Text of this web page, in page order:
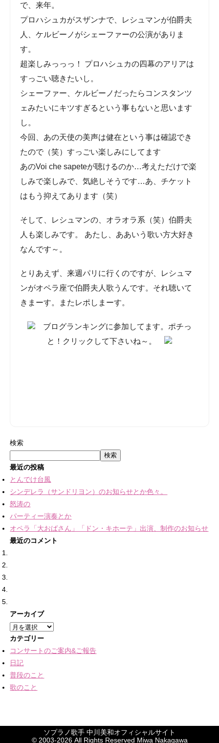
人、ケルビーノがシェーファーの公演があります。
超楽しみっっっ！ プロハシュカの四幕のアリアは
すっごい聴きたいし。
シェーファー、ケルビーノだったらコンスタンツ
ェみたいにキツすぎるという事もないと思います
し。
今回、あの天使の美声は健在という事は確認でき
たので（笑）すっごい楽しみにしてます
あのVoi che sapeteが聴けるのか…考えただけで楽
しみで楽しみで、気絶しそうです…あ、チケット
はもう抑えてあります（笑）
そして、レシュマンの、オラオラ系（笑）伯爵夫
人も楽しみです。 あたし、ああいう歌い方大好き
なんです～。
とりあえず、来週パリに行くのですが、レシュマ
ンがオペラ座で伯爵夫人歌うんです。それ聴いてき
まーす。またレポしまーす。
ブログランキングに参加してます。ポチっと！
クリックして下さいね～。
シンデレラ（サンドリヨン）のお知らせとか色々。
怒涛の
パーティー演奏とか
オペラ「大おばさん」「ドン・キホーテ」出演、制作のお知らせ
最近のコメント
久しぶりの楽譜にakiより
終演しました！にnakamiwaより
終演しました！にnakamiwaより
終演しました！に友鶴蒼より
終演しました！に友鶴蒼より
イ
ブ
日記
普段のこと
歌のこと
ソプラノ歌手 中川美和オフィシャルサイト
© 2003-2026 All Rights Reserved Miwa Nakagawa